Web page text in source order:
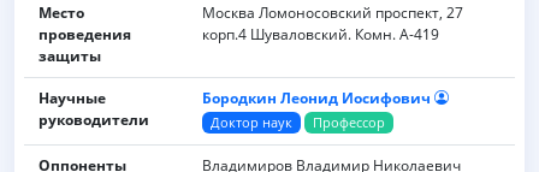
Место
проведения
защиты
Москва Ломоносовский проспект, 27
корп.4 Шуваловский. Комн. А-419
Научные
руководители
Бородкин Леонид Иосифович
Доктор наук Профессор
Оппоненты Владимиров Владимир Николаевич